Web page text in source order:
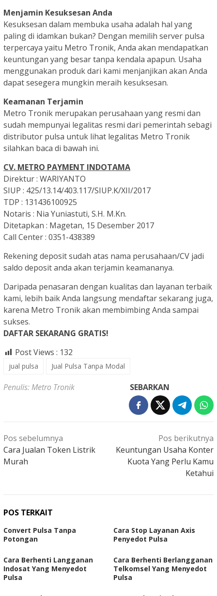
Menjamin Kesuksesan Anda
Kesuksesan dalam membuka usaha adalah hal yang
paling di idamkan bukan? Dengan memilih server pulsa
terpercaya yaitu Metro Tronik, Anda akan mendapatkan
keuntungan yang besar tanpa kendala apapun. Usaha
menggunakan produk dari kami menjanjikan akan Anda
dapat sesegera mungkin meraih kesuksesan.
Keamanan Terjamin
Metro Tronik merupakan perusahaan yang resmi dan
sudah mempunyai legalitas resmi dari pemerintah sebagi
distributor pulsa untuk lihat legalitas Metro Tronik
silahkan baca di bawah ini.
CV. METRO PAYMENT INDOTAMA
Direktur : WARIYANTO
SIUP : 425/13.14/403.117/SIUP.K/XII/2017
TDP : 131436100925
Notaris : Nia Yuniastuti, S.H. M.Kn.
Ditetapkan : Magetan, 15 Desember 2017
Call Center : 0351-438389
Rekening deposit sudah atas nama perusahaan/CV jadi
saldo deposit anda akan terjamin keamananya.
Daripada penasaran dengan kualitas dan layanan terbaik
kami, lebih baik Anda langsung mendaftar sekarang juga,
karena Metro Tronik akan membimbing Anda sampai
sukses.
DAFTAR SEKARANG GRATIS!
Post Views : 132
jual pulsa Jual Pulsa Tanpa Modal
Penulis: Metro Tronik SEBARKAN
Navigasi
pos
Pos sebelumnya
Cara Jualan Token Listrik
Murah
Pos berikutnya
Keuntungan Usaha Konter
Kuota Yang Perlu Kamu
Ketahui
POS TERKAIT
Convert Pulsa Tanpa
Potongan
Cara Stop Layanan Axis
Penyedot Pulsa
Cara Berhenti Langganan
Indosat Yang Menyedot
Pulsa
Cara Berhenti Berlangganan
Telkomsel Yang Menyedot
Pulsa